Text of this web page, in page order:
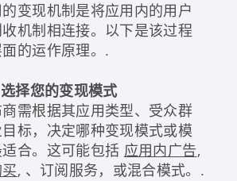
变现机制是将应用内的用户
机制相连接。以下是该过程
的运作原理。.
择您的变现模式
需根据其应用类型、受众群
标，决定哪种变现模式或模
合。这可能包括 应用内广告,
, 、订阅服务，或混合模式。.